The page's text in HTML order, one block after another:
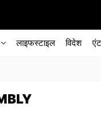
लाइफस्टाइल विदेश